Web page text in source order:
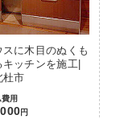
スに木目のぬくも
キッチンを施工|
杜市
用
円